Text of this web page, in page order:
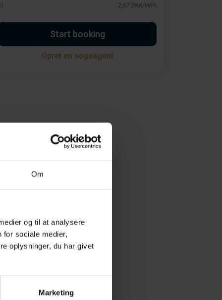
Om
og til at analysere
for sociale medier,
oplysninger, du har givet
Marketing
2,67 DKK/kWh
Start booking
Opret en søgeagent